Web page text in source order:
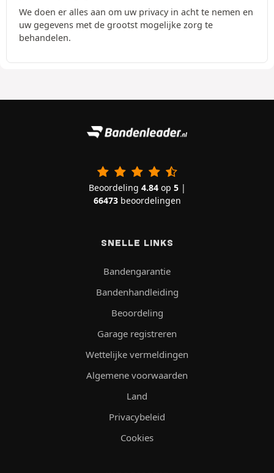
We doen er alles aan om uw privacy in acht te nemen en
uw gegevens met de grootst mogelijke zorg te
behandelen.
Beoordeling 4.84op 5|
66473beoordelingen
SNELLE LINKS
Bandengarantie
Bandenhandleiding
Beoordeling
Garage registreren
Wettelijke vermeldingen
Algemene voorwaarden
Land
Privacybeleid
Cookies